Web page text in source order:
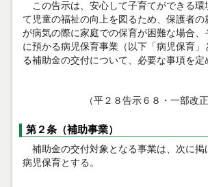
この告示は、安心して子育てができる環
て児童の福祉の向上を図るため、保護者の
が病気の際に家庭での保育が困難な場合、
に預かる病児保育事業（以下「病児保育」
る補助金の交付について、必要な事項を定
（平２８告示６８・一部改正
第２条（補助事業）
補助金の交付対象となる事業は、次に掲
病児保育とする。